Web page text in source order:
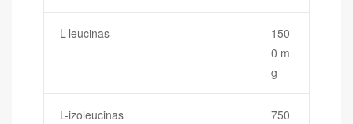
L-leucinas
150
0 m
g
L-izoleucinas
750